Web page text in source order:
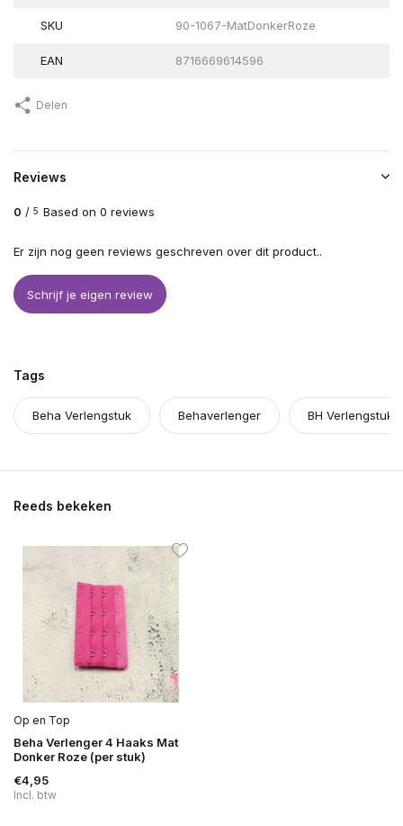
SKU 90-1067-MatDonkerRoze
EAN 8716669614596
Delen
Reviews
0 / 5 Based on 0 reviews
Er zijn nog geen reviews geschreven over dit product..
Schrijf je eigen review
Tags
Beha Verlengstuk Behaverlenger BH Verlengstuk
Reeds bekeken
Op en Top
Beha Verlenger 4 Haaks Mat
Donker Roze (per stuk)
€4,95
Incl. btw